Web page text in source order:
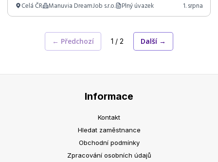
Celá ČR Manuvia DreamJob s.r.o. Plný úvazek 1. srpna
← Předchozí 1 / 2 Další →
Informace
Kontakt
Hledat zaměstnance
Obchodní podmínky
Zpracování osobních údajů